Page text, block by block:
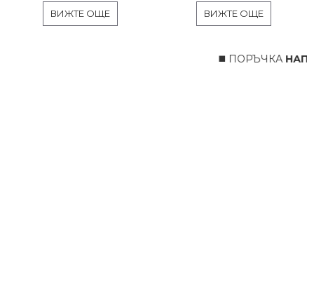
ВИЖТЕ ОЩЕ ВИЖТЕ ОЩЕ
◼️ ПОРЪЧКА